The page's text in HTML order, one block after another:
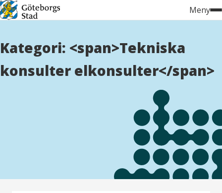
Hoppa
till
Meny
Kategori: <span>Tekniska
konsulter elkonsulter</span>